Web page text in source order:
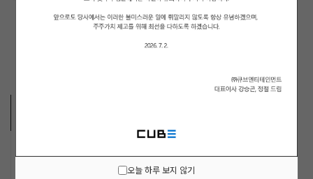
오늘 하루 보지 않기
MUSICIANS